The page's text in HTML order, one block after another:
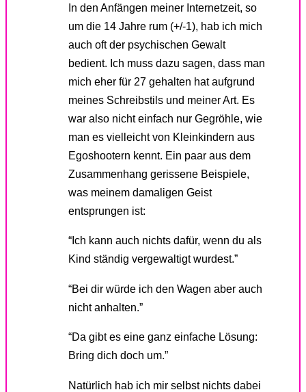
In den Anfängen meiner Internetzeit, so
um die 14 Jahre rum (+/-1), hab ich mich
auch oft der psychischen Gewalt
bedient. Ich muss dazu sagen, dass man
mich eher für 27 gehalten hat aufgrund
meines Schreibstils und meiner Art. Es
war also nicht einfach nur Gegröhle, wie
man es vielleicht von Kleinkindern aus
Egoshootern kennt. Ein paar aus dem
Zusammenhang gerissene Beispiele,
was meinem damaligen Geist
entsprungen ist:
“Ich kann auch nichts dafür, wenn du als
Kind ständig vergewaltigt wurdest.”
“Bei dir würde ich den Wagen aber auch
nicht anhalten.”
“Da gibt es eine ganz einfache Lösung:
Bring dich doch um.”
Natürlich hab ich mir selbst nichts dabei